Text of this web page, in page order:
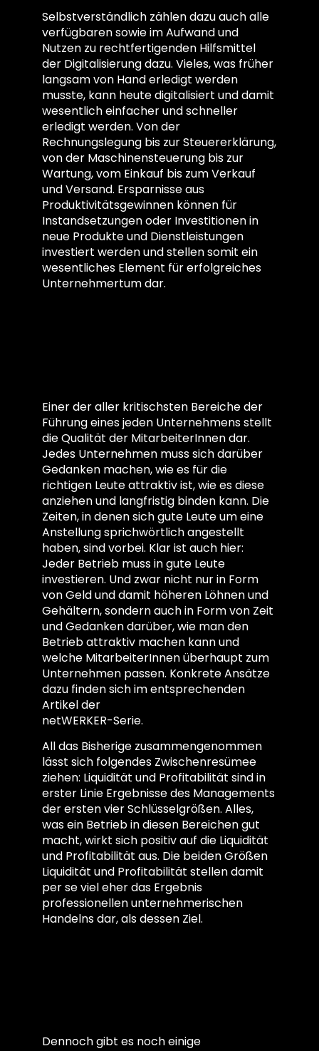
Selbstverständlich zählen dazu auch alle
verfügbaren sowie im Aufwand und
Nutzen zu rechtfertigenden Hilfsmittel
der Digitalisierung dazu. Vieles, was früher
langsam von Hand erledigt werden
musste, kann heute digitalisiert und damit
wesentlich einfacher und schneller
erledigt werden. Von der
Rechnungslegung bis zur Steuererklärung,
von der Maschinensteuerung bis zur
Wartung, vom Einkauf bis zum Verkauf
und Versand. Ersparnisse aus
Produktivitätsgewinnen können für
Instandsetzungen oder Investitionen in
neue Produkte und Dienstleistungen
investiert werden und stellen somit ein
wesentliches Element für erfolgreiches
Unternehmertum dar.
Einer der aller kritischsten Bereiche der
Führung eines jeden Unternehmens stellt
die Qualität der MitarbeiterInnen dar.
Jedes Unternehmen muss sich darüber
Gedanken machen, wie es für die
richtigen Leute attraktiv ist, wie es diese
anziehen und langfristig binden kann. Die
Zeiten, in denen sich gute Leute um eine
Anstellung sprichwörtlich angestellt
haben, sind vorbei. Klar ist auch hier:
Jeder Betrieb muss in gute Leute
investieren. Und zwar nicht nur in Form
von Geld und damit höheren Löhnen und
Gehältern, sondern auch in Form von Zeit
und Gedanken darüber, wie man den
Betrieb attraktiv machen kann und
welche MitarbeiterInnen überhaupt zum
Unternehmen passen. Konkrete Ansätze
dazu finden sich im entsprechenden
Artikel der
netWERKER-Serie.
All das Bisherige zusammengenommen
lässt sich folgendes Zwischenresümee
ziehen: Liquidität und Profitabilität sind in
erster Linie Ergebnisse des Managements
der ersten vier Schlüsselgrößen. Alles,
was ein Betrieb in diesen Bereichen gut
macht, wirkt sich positiv auf die Liquidität
und Profitabilität aus. Die beiden Größen
Liquidität und Profitabilität stellen damit
per se viel eher das Ergebnis
professionellen unternehmerischen
Handelns dar, als dessen Ziel.
Dennoch gibt es noch einige